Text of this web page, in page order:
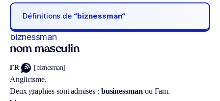
Définitions de “biznessman“
biznessman
nom masculin
FR [biznɛsman]
Anglicisme.
Deux graphies sont admises : businessman ou Fam.